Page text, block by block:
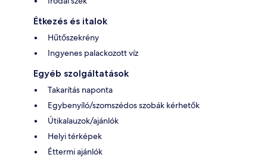
Étkezés és italok
Hűtőszekrény
Ingyenes palackozott víz
Egyéb szolgáltatások
Takarítás naponta
Egybenyíló/szomszédos szobák kérhetők
Útikalauzok/ajánlók
Helyi térképek
Éttermi ajánlók